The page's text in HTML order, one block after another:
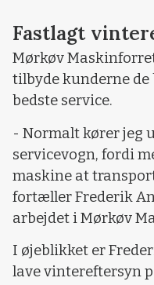
Fastlagt
Mørkøv
tilbyde kunderne de
bedste service.
- Normalt kører jeg
servicevogn, fordi
maskine at
fortæller Frederik
arbejdet i Mørkøv
I øjeblikket er
lave vintereftersyn